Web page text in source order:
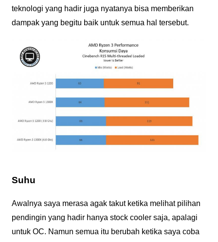
teknologi yang hadir juga nyatanya bisa memberikan
dampak yang begitu baik untuk semua hal tersebut.
Suhu
Awalnya saya merasa agak takut ketika melihat pilihan
pendingin yang hadir hanya stock cooler saja, apalagi
untuk OC. Namun semua itu berubah ketika saya coba